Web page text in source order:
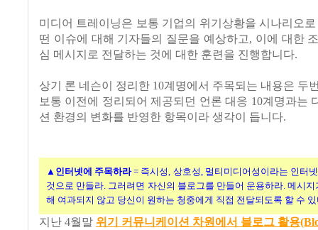
미디어 트레이닝은 보통 기업의 위기상황을 시나리오
떤 이슈에 대해 기자들의 질문을 예상하고, 이에 대한
심 메시지로 전달하는 것에 대한 훈련을 진행합니다.
상기 론 네슨이 정리한 10계명에서 주목되는 내용은 두
보통 이전에 정리되어 제공되던 언론 대응 10계명과는
션 환경의 변화를 반영한 항목이라 생각이 듭니다.
▲인터넷에 주목하라= 즉시성, 상호성, 멀티미디어성이라는 인터
것으로 만들라. 그러려면 자신의 블로그를 만들어 운용하라. 메시
해 여과되지 않고 당신이 원하는 청중에게 직접 전달되도록 할 수
지난 4월말 위기 커뮤니케이션 차원에서 블로그 활용